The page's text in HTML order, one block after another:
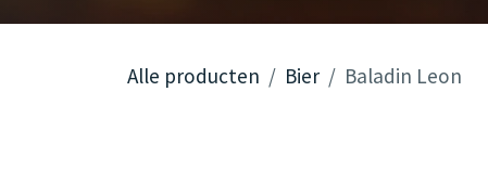
Alle producten Bier Baladin Leon